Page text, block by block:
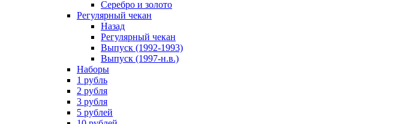
Серебро и золото
Регулярный чекан
Назад
Регулярный чекан
Выпуск (1992-1993)
Выпуск (1997-н.в.)
Наборы
1 рубль
2 рубля
3 рубля
5 рублей